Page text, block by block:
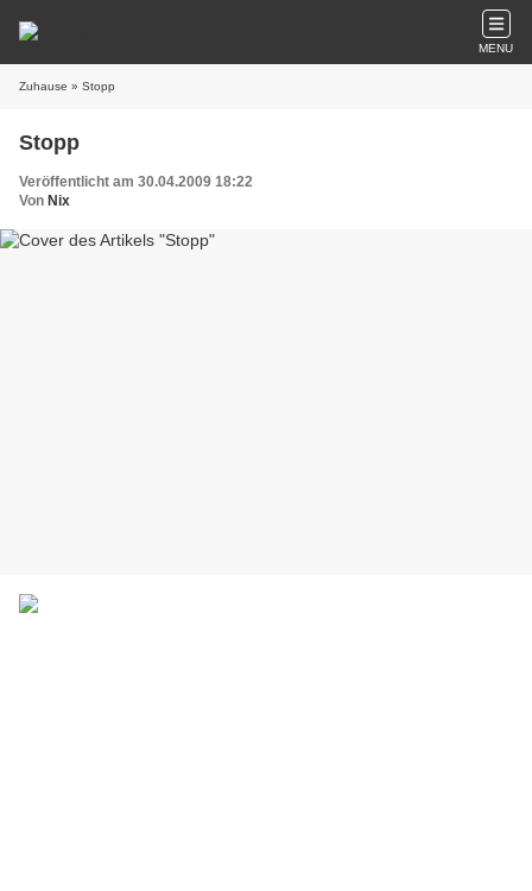
MENU
Zuhause » Stopp
Stopp
Veröffentlicht am 30.04.2009 18:22
Von Nix